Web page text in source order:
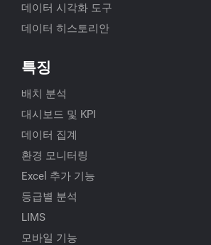
데이터 시각화 도구
데이터 히스토리안
특징
배치 분석
대시보드 및 KPI
데이터 집계
환경 모니터링
Excel 추가 기능
등급별 분석
LIMS
모바일 기능